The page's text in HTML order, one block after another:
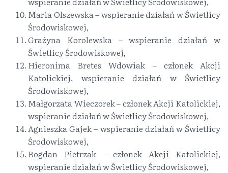
Maria Olszewska – wspieranie działań w Świetlicy
Środowiskowej,
Grażyna Korolewska – wspieranie działań w
Świetlicy Środowiskowej,
Hieronima Bretes Wdowiak – członek Akcji
Katolickiej, wspieranie działań w Świetlicy
Środowiskowej,
Małgorzata Wieczorek – członek Akcji Katolickiej,
wspieranie działań w Świetlicy Środowiskowej,
Agnieszka Gajek – wspieranie działań w Świetlicy
Środowiskowej,
Bogdan Pietrzak – członek Akcji Katolickiej,
wspieranie działań w Świetlicy Środowiskowej,